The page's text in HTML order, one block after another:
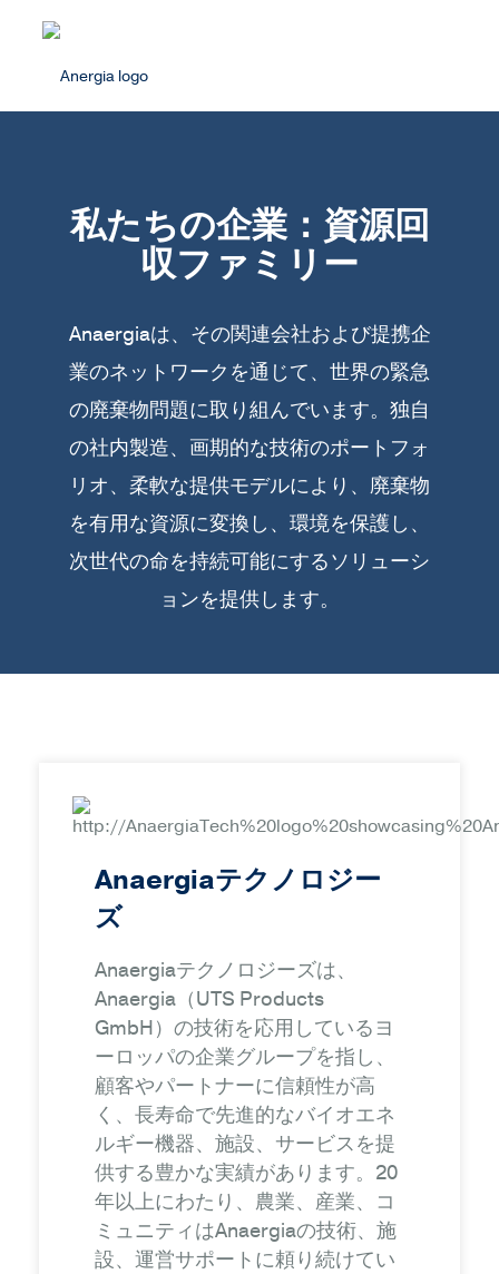
私たちの企業：資源回
収ファミリー
Anaergiaは、その関連会社および提携企
業のネットワークを通じて、世界の緊急
の廃棄物問題に取り組んでいます。独自
の社内製造、画期的な技術のポートフォ
リオ、柔軟な提供モデルにより、廃棄物
を有用な資源に変換し、環境を保護し、
次世代の命を持続可能にするソリューシ
ョンを提供します。
Anaergiaテクノロジー
ズ
Anaergiaテクノロジーズは、
Anaergia（UTS Products
GmbH）の技術を応用しているヨ
ーロッパの企業グループを指し、
顧客やパートナーに信頼性が高
く、長寿命で先進的なバイオエネ
ルギー機器、施設、サービスを提
供する豊かな実績があります。20
年以上にわたり、農業、産業、コ
ミュニティはAnaergiaの技術、施
設、運営サポートに頼り続けてい